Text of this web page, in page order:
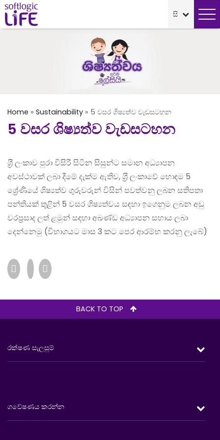
Home » Sustainability » 5 වසර ශිෂ්‍යත්ව වැඩසටහන
5 වසර ශිෂ්‍යත්ව වැඩසටහන
ශ‍්‍රී ලංකාව පුරා විසිරී සිටින සිසුන්ට සමාන අධ්‍යාපන
අවස්ථාවක් ලබා දීමේ දැක්ම ඇතිව, ශ‍්‍රී ලංකාවේ හොඳම 5
ශ්‍රේණියේ ශිෂ්‍යත්ව ගුරුවරුන් විසින් පවත්වනු ලබන සතිපතා
පන්තියක් තුළින් 5 වසර ශිෂ්‍යත්වය සඳහා ඉගෙනුම ලබන අඩු
වරප‍්‍රසාද ලත් ළමුන් සඳහා අඛණ්ඩ අධ්‍යාපන සහාය ලබා
දෙන්නෙමු (විභාගයට මාස 3 කට පෙර ආරම්භ කරනු ලැබේ)
BACK TO TOP
රක්ෂණ සැලසුම්
ගවේෂණය කරන්න